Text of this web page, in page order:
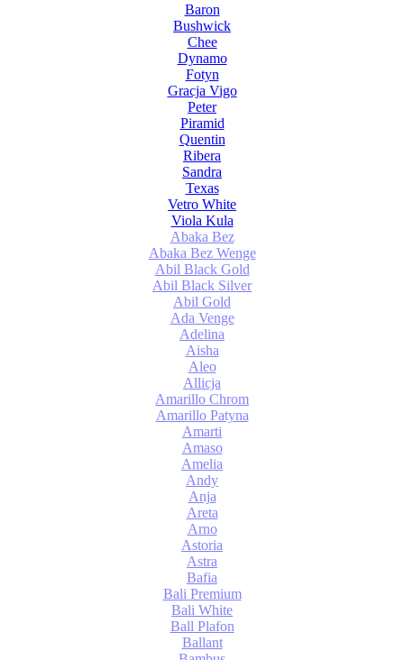
Baron
Bushwick
Chee
Dynamo
Fotyn
Gracja Vigo
Peter
Piramid
Quentin
Ribera
Sandra
Texas
Vetro White
Viola Kula
Abaka Bez
Abaka Bez Wenge
Abil Black Gold
Abil Black Silver
Abil Gold
Ada Venge
Adelina
Aisha
Aleo
Allicja
Amarillo Chrom
Amarillo Patyna
Amarti
Amaso
Amelia
Andy
Anja
Areta
Arno
Astoria
Astra
Bafia
Bali Premium
Bali White
Ball Plafon
Ballant